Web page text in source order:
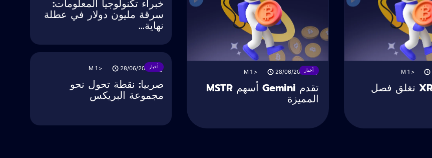
< 1
M
XRP: Ripple تغلق فصل
أخبار28/06/2025
< 1
M
تقدم Gemini أسهم MSTR
المميزة
خبراء تكنولوجيا المعلومات:
سرقة مليون دولار في عطلة
نهاية...
أخبار28/06/2025
< 1
M
صربيا: نقطة تحول نحو
مجموعة البريكس